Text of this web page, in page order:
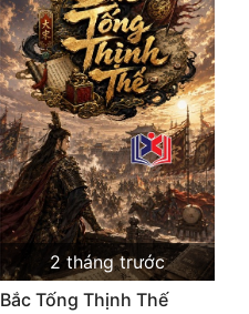
2 tháng trước
Bắc Tống Thịnh Thế